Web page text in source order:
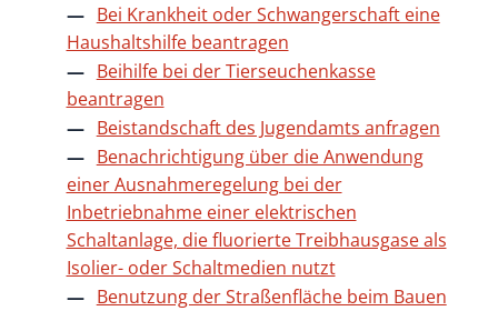
Bei Krankheit oder Schwangerschaft eine
Haushaltshilfe beantragen
Beihilfe bei der Tierseuchenkasse
beantragen
Beistandschaft des Jugendamts anfragen
Benachrichtigung über die Anwendung
einer Ausnahmeregelung bei der
Inbetriebnahme einer elektrischen
Schaltanlage, die fluorierte Treibhausgase als
Isolier- oder Schaltmedien nutzt
Benutzung der Straßenfläche beim Bauen